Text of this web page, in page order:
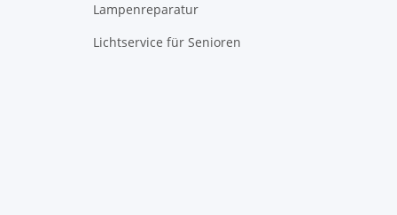
Lampenreparatur
Lichtservice für Senioren